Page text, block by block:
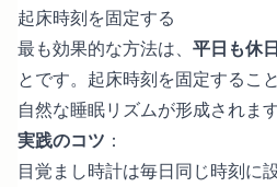
起床時刻を固定する
最も効果的な方法は、 平日も休
とです。起床時刻を固定するこ
自然な睡眠リズムが形成されます
実践のコツ ：
目覚まし時計は毎日同じ時刻に